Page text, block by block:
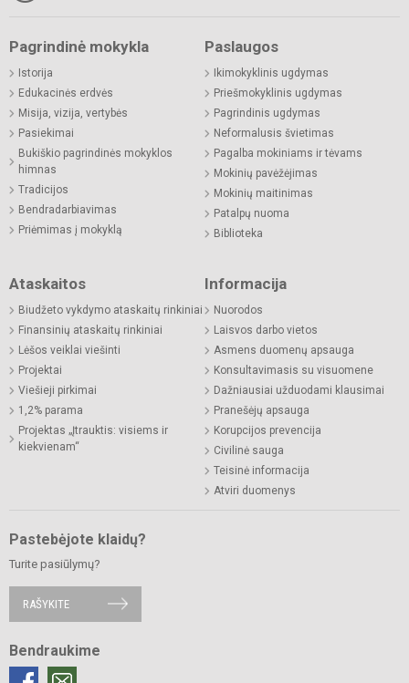
Pagrindinė mokykla
Istorija
Edukacinės erdvės
Misija, vizija, vertybės
Pasiekimai
Bukiškio pagrindinės mokyklos
himnas
Tradicijos
Bendradarbiavimas
Priėmimas į mokyklą
Paslaugos
Ikimokyklinis ugdymas
Priešmokyklinis ugdymas
Pagrindinis ugdymas
Neformalusis švietimas
Pagalba mokiniams ir tėvams
Mokinių pavėžėjimas
Mokinių maitinimas
Patalpų nuoma
Biblioteka
Ataskaitos
Biudžeto vykdymo ataskaitų rinkiniai
Finansinių ataskaitų rinkiniai
Lėšos veiklai viešinti
Projektai
Viešieji pirkimai
1,2% parama
Projektas „Įtrauktis: visiems ir
kiekvienam“
Informacija
Nuorodos
Laisvos darbo vietos
Asmens duomenų apsauga
Konsultavimasis su visuomene
Dažniausiai užduodami klausimai
Pranešėjų apsauga
Korupcijos prevencija
Civilinė sauga
Teisinė informacija
Atviri duomenys
Pastebėjote klaidų?
Turite pasiūlymų?
RAŠYKITE
Bendraukime